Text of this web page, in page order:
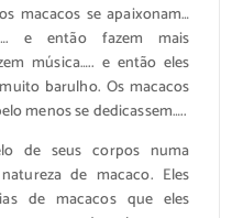
macacos se apaixonam…
e então fazem mais
música….. e então eles
barulho. Os macacos
menos se dedicassem…..
de seus corpos numa
de macaco. Eles
de macacos que eles